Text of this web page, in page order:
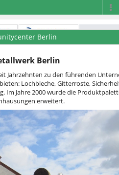
Berlin
Berlin
Jahrzehnten zu den führenden
Lochbleche, Gitterroste,
Im Jahre 2000 wurde die
erweitert.